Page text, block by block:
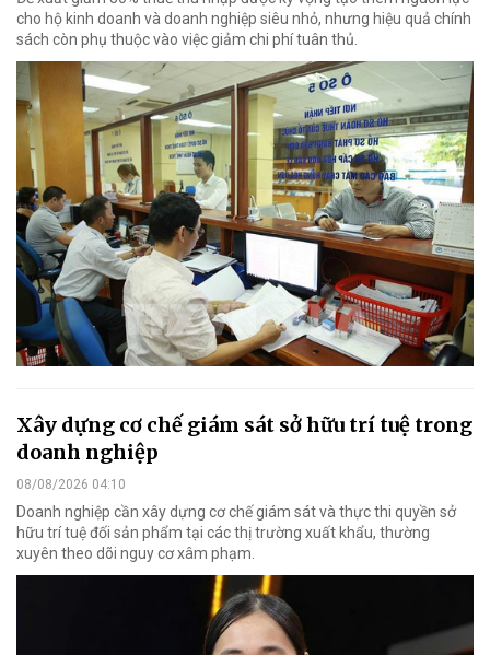
cho hộ kinh doanh và doanh nghiệp siêu nhỏ, nhưng hiệu quả chính
sách còn phụ thuộc vào việc giảm chi phí tuân thủ.
Xây dựng cơ chế giám sát sở hữu trí tuệ trong
doanh nghiệp
08/08/2026 04:10
Doanh nghiệp cần xây dựng cơ chế giám sát và thực thi quyền sở
hữu trí tuệ đối sản phẩm tại các thị trường xuất khẩu, thường
xuyên theo dõi nguy cơ xâm phạm.